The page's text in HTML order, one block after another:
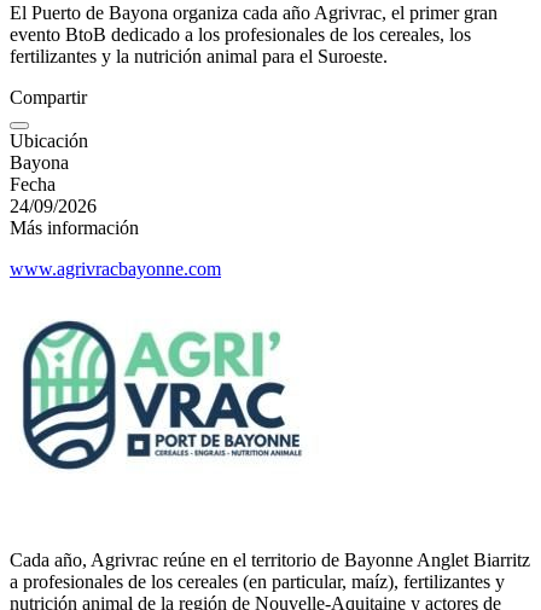
El Puerto de Bayona organiza cada año Agrivrac, el primer gran
evento BtoB dedicado a los profesionales de los cereales, los
fertilizantes y la nutrición animal para el Suroeste.
Compartir
Ubicación
Bayona
Fecha
24/09/2026
Más información
www.agrivracbayonne.com
Cada año, Agrivrac reúne en el territorio de Bayonne Anglet Biarritz
a profesionales de los cereales (en particular, maíz), fertilizantes y
nutrición animal de la región de Nouvelle-Aquitaine y actores de